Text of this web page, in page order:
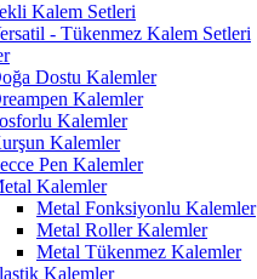
Kalem Setleri
- Tükenmez Kalem Setleri
Dostu Kalemler
Kalemler
Kalemler
Kalemler
Pen Kalemler
Kalemler
Metal Fonksiyonlu Kalemler
Metal Roller Kalemler
Metal Tükenmez Kalemler
Kalemler